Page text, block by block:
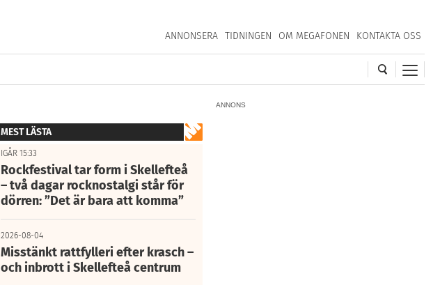
ANNONSERA TIDNINGEN OM MEGAFONEN KONTAKTA OSS
ANNONS
MEST LÄSTA
IGÅR 15:33
Rockfestival tar form i Skellefteå
– två dagar rocknostalgi står för
dörren: ”Det är bara att komma”
2026-08-04
Misstänkt rattfylleri efter krasch –
och inbrott i Skellefteå centrum